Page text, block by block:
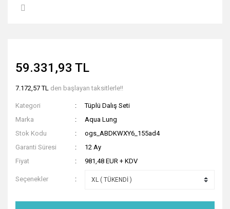
59.331,93 TL
7.172,57 TL den başlayan taksitlerle!!
Kategori
Tüplü Dalış Seti
Marka
Aqua Lung
Stok Kodu
ogs_ABDKWXY6_155ad4
Garanti Süresi
12 Ay
Fiyat
981,48 EUR + KDV
Seçenekler